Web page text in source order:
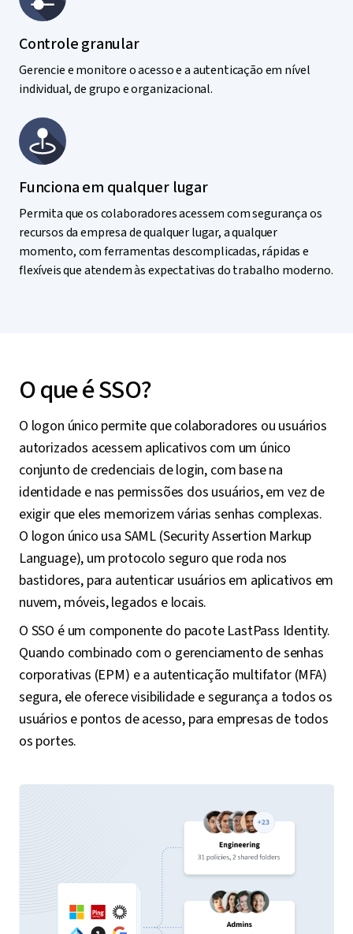
Controle granular
Gerencie e monitore o acesso e a autenticação em nível
individual, de grupo e organizacional.
Funciona em qualquer lugar
Permita que os colaboradores acessem com segurança os
recursos da empresa de qualquer lugar, a qualquer
momento, com ferramentas descomplicadas, rápidas e
flexíveis que atendem às expectativas do trabalho moderno.
O que é SSO?
O logon único permite que colaboradores ou usuários
autorizados acessem aplicativos com um único
conjunto de credenciais de login, com base na
identidade e nas permissões dos usuários, em vez de
exigir que eles memorizem várias senhas complexas.
O logon único usa SAML (Security Assertion Markup
Language), um protocolo seguro que roda nos
bastidores, para autenticar usuários em aplicativos em
nuvem, móveis, legados e locais.
O SSO é um componente do pacote LastPass Identity.
Quando combinado com o gerenciamento de senhas
corporativas (EPM) e a autenticação multifator (MFA)
segura, ele oferece visibilidade e segurança a todos os
usuários e pontos de acesso, para empresas de todos
os portes.